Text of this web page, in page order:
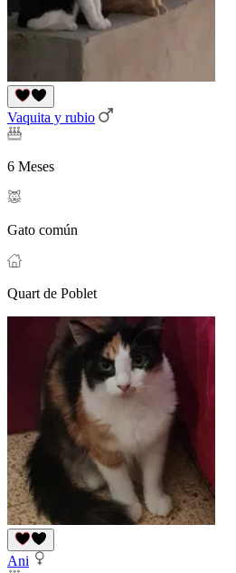
Vaquita y rubio
6 Meses
Gato común
Quart de Poblet
Ani